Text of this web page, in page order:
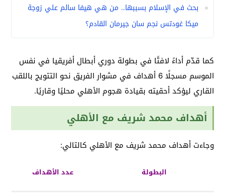
بحث في الإسلام بسببها.. من هي هيفا سالم علي زوجة
ميكا غودتس نجم سان جيرمان القادم؟
كما قدّم أداءً لافتًا في بطولة دوري أبطال أفريقيا في نفس
الموسم مسجلًا 6 أهداف في مشوار الفريق نحو التتويج باللقب
القاري ليؤكد أحقيته بقيادة هجوم الأهلي محليًا وقاريًا.
أهداف محمد شريف مع الأهلي
وجاءت أهداف محمد شريف مع الأهلي كالتالي:
البطولة عدد الأهداف